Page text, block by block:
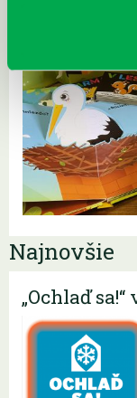
Najnovšie
„Ochlaď